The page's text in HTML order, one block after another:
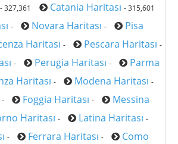
- 327,361 Catania Haritası - 315,601
- Novara Haritası -
Pisa
Haritası - Pescara Haritası -
- Perugia Haritası -
Parma
Haritası - Modena Haritası -
- Foggia Haritası -
Messina
Haritası - Latina Haritası -
- Ferrara Haritası -
Como